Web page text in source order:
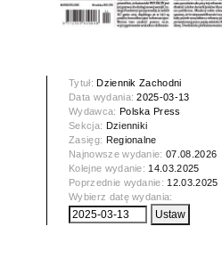
Tytuł: Dziennik Zachodni
Data wydania:2025-03-13
Wydawca: Polska Press
Sekcja: Dzienniki
Zasięg: Regionalne
Najnowsze wydanie:07.08.2026
Kolejne wydanie: 14.03.2025
Poprzednie wydanie: 12.03.2025
Wybierz datę wydania: